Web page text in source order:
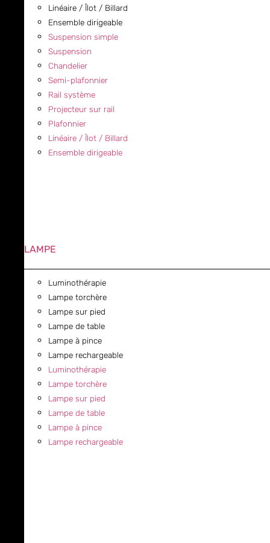
Linéaire / Îlot / Billard
Ensemble dirigeable
Suspension simple
Suspension
Chandelier
Semi-plafonnier
Rail système
Projecteur sur rail
Plafonnier
Linéaire / Îlot / Billard
Ensemble dirigeable
LAMPE
Luminothérapie
Lampe torchère
Lampe sur pied
Lampe de table
Lampe à pince
Lampe rechargeable
Luminothérapie
Lampe torchère
Lampe sur pied
Lampe de table
Lampe à pince
Lampe rechargeable